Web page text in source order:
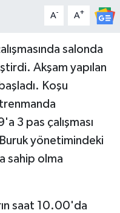
A- A+
salonda
Akşam yapılan
Koşu
3 pas çalışması
yönetimindeki
sahip olma
saat 10.00'da